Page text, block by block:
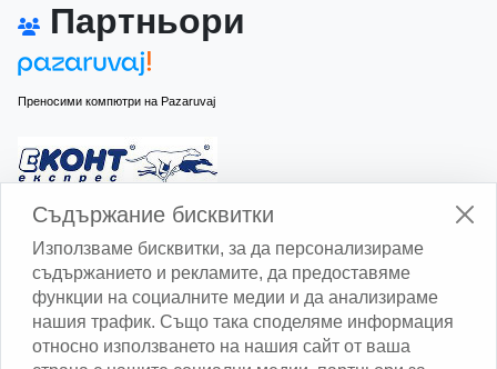
Партньори
Преносими компютри на Pazaruvaj
Изчисли доставката с Еконт
Изчисли доставката със Спиди
Съдържание бисквитки
Използваме бисквитки, за да персонализираме
съдържанието и рекламите, да предоставяме
функции на социалните медии и да анализираме
нашия трафик. Също така споделяме информация
относно използването на нашия сайт от ваша